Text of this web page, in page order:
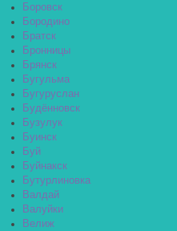
Боровск
Бородино
Братск
Бронницы
Брянск
Бугульма
Бугуруслан
Будённовск
Бузулук
Буинск
Буй
Буйнакск
Бутурлиновка
Валдай
Валуйки
Велиж